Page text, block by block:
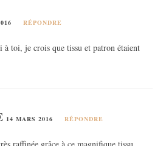
RÉPONDRE
à toi, je crois que tissu et patron étaient
14 MARS 2016 RÉPONDRE